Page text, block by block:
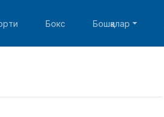
Бокс Бошқалар